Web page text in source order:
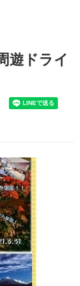
ドライブスタンプラ
遊ドライ